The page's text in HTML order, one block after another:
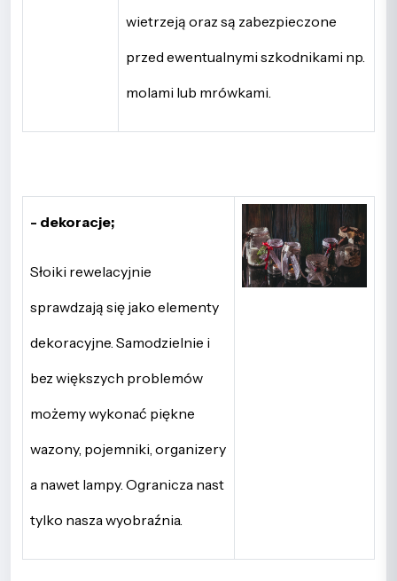
wietrzeją oraz są zabezpieczone
przed ewentualnymi szkodnikami np.
molami lub mrówkami.
- dekoracje;
Słoiki rewelacyjnie
sprawdzają się jako elementy
dekoracyjne. Samodzielnie i
bez większych problemów
możemy wykonać piękne
wazony, pojemniki, organizery
a nawet lampy. Ogranicza nast
tylko nasza wyobraźnia.